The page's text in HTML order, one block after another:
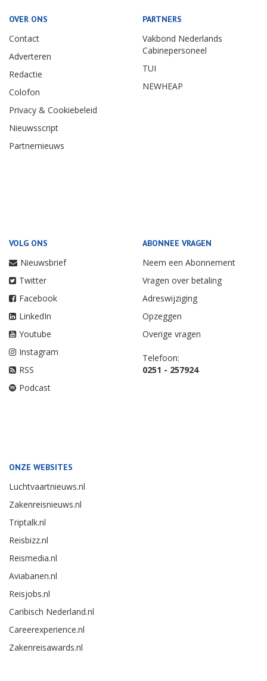
OVER ONS
Contact
Adverteren
Redactie
Colofon
Privacy & Cookiebeleid
Nieuwsscript
Partnernieuws
PARTNERS
Vakbond Nederlands
Cabinepersoneel
TUI
NEWHEAP
VOLG ONS
Nieuwsbrief
Twitter
Facebook
LinkedIn
Youtube
Instagram
RSS
Podcast
ABONNEE VRAGEN
Neem een Abonnement
Vragen over betaling
Adreswijziging
Opzeggen
Overige vragen
Telefoon:
0251 - 257924
ONZE WEBSITES
Luchtvaartnieuws.nl
Zakenreisnieuws.nl
Triptalk.nl
Reisbizz.nl
Reismedia.nl
Aviabanen.nl
Reisjobs.nl
Caribisch Nederland.nl
Careerexperience.nl
Zakenreisawards.nl